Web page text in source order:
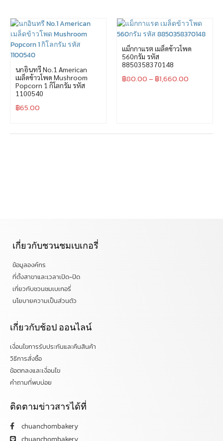
นกอินทรี No.1 American
เมล็ดข้าวโพด Mushroom
Popcorn 1 กิโลกรัม รหัส
1100540
฿65.00
แม็กกาแรต เมล็ดข้าวโพด
560กรัม รหัส
8850358370148
฿80.00– ฿1,660.00
เกี่ยวกับชวนชมเบเกอรี่
ข้อมูลองค์กร
ที่ตั้งสาขาและเวลาเปิด-ปิด
เกี่ยวกับชวนชมเบเกอรี่
นโยบายความเป็นส่วนตัว
เกี่ยวกับช้อป ออนไลน์
เงื่อนไขการรับประกันและคืนสินค้า
วิธีการสั่งซื้อ
ข้อตกลงและเงื่อนไข
คำถามที่พบบ่อย
ติดตามข่าวสารได้ที่
chuanchombakery